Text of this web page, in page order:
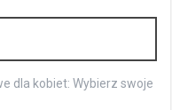
dla kobiet: Wybierz swoje